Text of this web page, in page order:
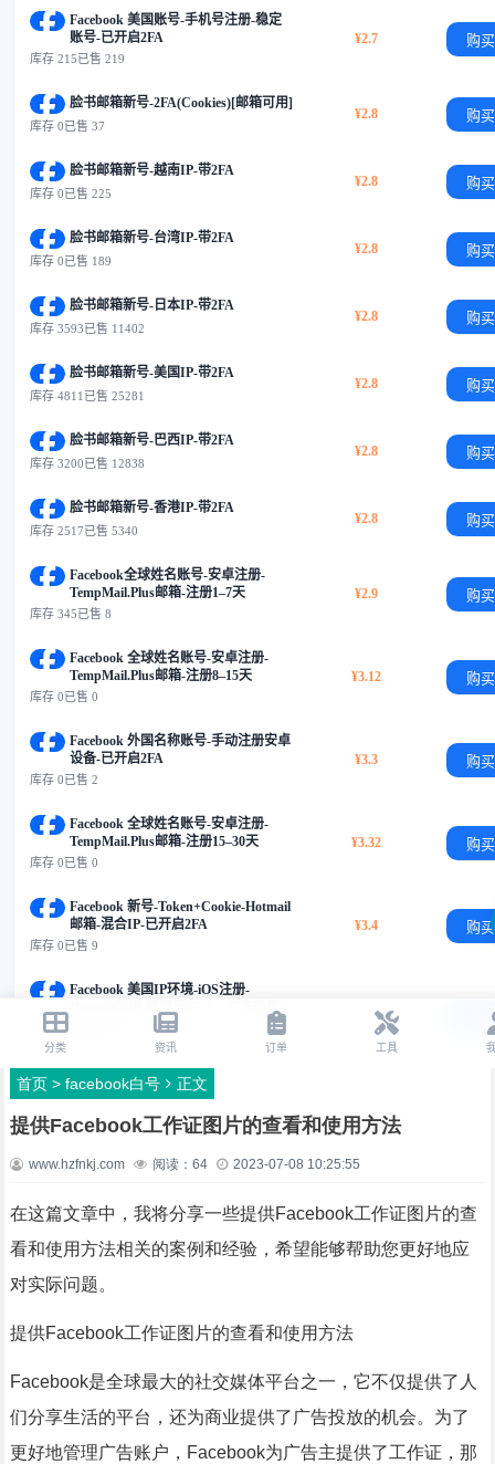
首页> facebook白号 正文
提供Facebook工作证图片的查看和使用方法
www.hzfnkj.com 阅读： 64 2023-07-08 10:25:55
在这篇文章中，我将分享一些提供Facebook工作证图片的查
看和使用方法相关的案例和经验，希望能够帮助您更好地应
对实际问题。
提供Facebook工作证图片的查看和使用方法
Facebook是全球最大的社交媒体平台之一，它不仅提供了人
们分享生活的平台，还为商业提供了广告投放的机会。为了
更好地管理广告账户，Facebook为广告主提供了工作证，那